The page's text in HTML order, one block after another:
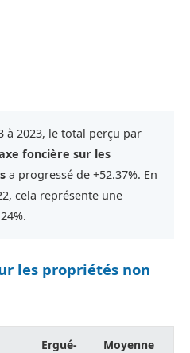
à 2023, le total perçu par
foncière sur les
a progressé de +52.37%. En
cela représente une
les propriétés non
Ergué-
Moyenne